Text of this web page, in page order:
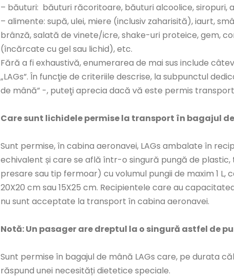
– băuturi: băuturi răcoritoare, băuturi alcoolice, siropuri,
– alimente: supă, ulei, miere (inclusiv zaharisită), iaurt,
brânză, salată de vinete/icre, shake-uri proteice, gem,
(încărcate cu gel sau lichid), etc.
Fără a fi exhaustivă, enumerarea de mai sus include
„LAGs”. În funcţie de criteriile descrise, la subpunctul
de mână” -, puteţi aprecia dacă vă este permis
Care sunt lichidele permise la transport în bagajul
Sunt permise, în cabina aeronavei, LAGs ambalate în
echivalent și care se află într-o singură pungă de
presare sau tip fermoar) cu volumul pungii de maxim 1
20X20 cm sau 15X25 cm. Recipientele care au
nu sunt acceptate la transport în cabina aeronavei.
Notă: Un pasager are dreptul la o singură astfel de
Sunt permise în bagajul de mână LAGs care, pe durata
răspund unei necesități dietetice speciale.